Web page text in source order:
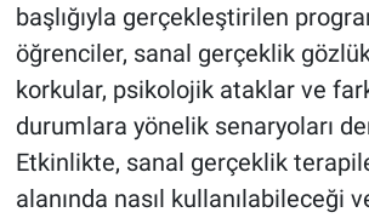
başlığıyla gerçekleştirilen
öğrenciler, sanal gerçeklik
korkular, psikolojik ataklar ve
durumlara yönelik senaryoları
Etkinlikte, sanal gerçeklik
alanında nasıl kullanılabileceği